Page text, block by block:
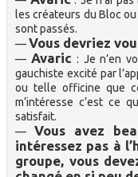
les créateurs du Bloc
sont passés.
—Vous devriez
— Avaric : Je n’en
gauchiste excité par
ou telle officine que
m’intéresse c’est ce
satisfait.
— Vous avez
intéressez pas à
groupe, vous